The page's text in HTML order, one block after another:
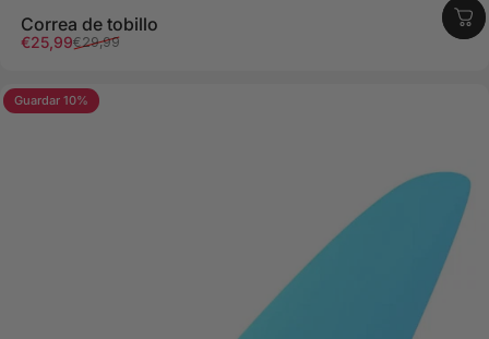
Correa de tobillo
Precio de oferta
€25,99
Precio regular
€29,99
Guardar 10%